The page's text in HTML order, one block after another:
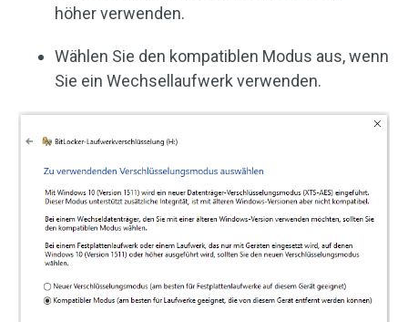
höher verwenden.
Wählen Sie den kompatiblen Modus aus, wenn
Sie ein Wechsellaufwerk verwenden.